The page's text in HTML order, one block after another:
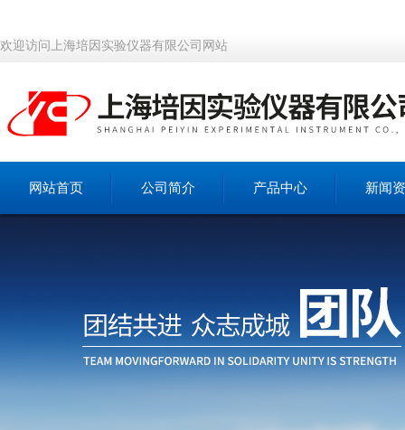
欢迎访问上海培因实验仪器有限公司网站
网站首页 公司简介 产品中心 新闻